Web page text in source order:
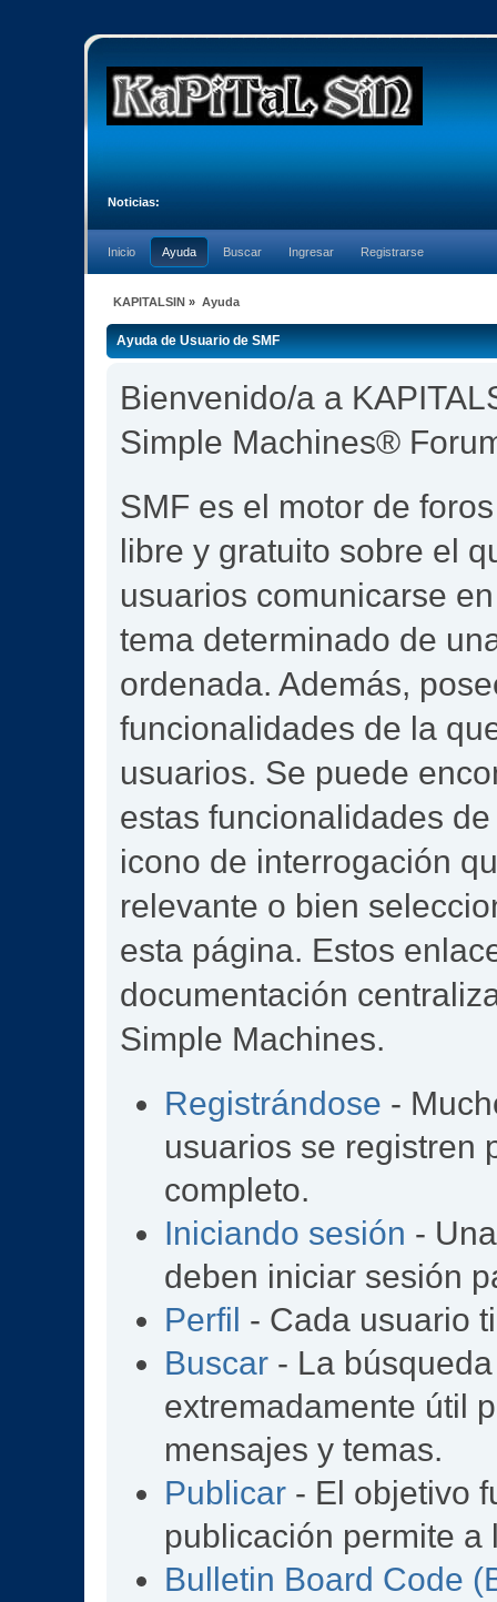
Noticias:
Inicio Ayuda Buscar Ingresar Registrarse
KAPITALSIN » Ayuda
Ayuda de Usuario de SMF
Bienvenido/a a
Simple Machines®
SMF es el motor de
libre y gratuito sobre el
usuarios comunicarse
tema determinado de
ordenada. Además,
funcionalidades de la
usuarios. Se puede
estas funcionalidades
icono de interrogación
relevante o bien
esta página. Estos
documentación
Simple Machines.
Registrándose -
usuarios se registren
completo.
Iniciando sesión -
deben iniciar sesión
Perfil - Cada usuario
Buscar - La
extremadamente útil
mensajes y temas.
Publicar - El objetivo
publicación permite
Bulletin Board Code